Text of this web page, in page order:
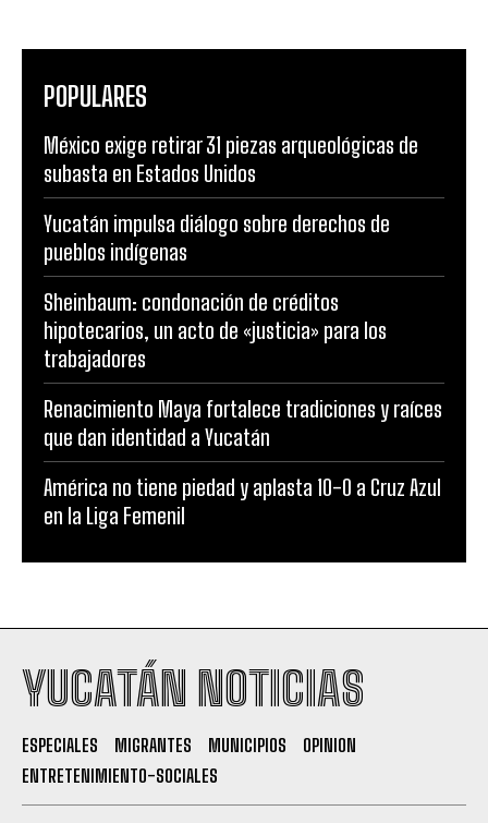
POPULARES
México exige retirar 31 piezas arqueológicas de
subasta en Estados Unidos
Yucatán impulsa diálogo sobre derechos de
pueblos indígenas
Sheinbaum: condonación de créditos
hipotecarios, un acto de «justicia» para los
trabajadores
Renacimiento Maya fortalece tradiciones y raíces
que dan identidad a Yucatán
América no tiene piedad y aplasta 10-0 a Cruz Azul
en la Liga Femenil
YUCATÁN NOTICIAS
ESPECIALES MIGRANTES MUNICIPIOS
OPINION
ENTRETENIMIENTO-SOCIALES